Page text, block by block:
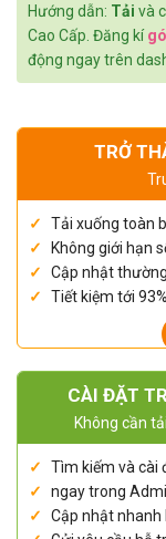
Hướng dẫn: Tải và
Cao Cấp. Đăng kí
động ngay trên
TRỞ
Tải xuống toàn
Không giới hạn
Cập nhật
Tiết kiệm tới 93%.
CÀI ĐẶT
Không cần
Tìm kiếm và cài
ngay trong
Cập nhật nhanh